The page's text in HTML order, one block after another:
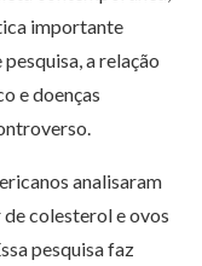
importante
a relação
e doenças
analisaram
colesterol e ovos
pesquisa faz